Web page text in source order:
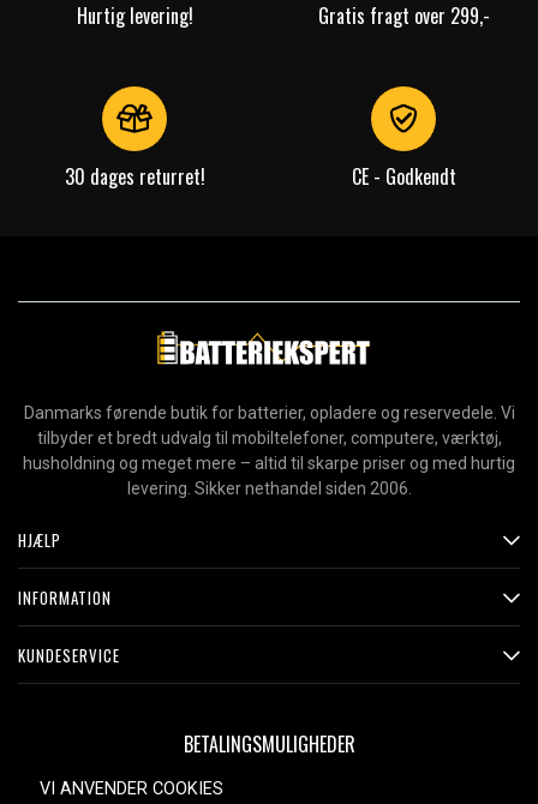
Hurtig levering! Gratis fragt over 299,-
30 dages returret! CE - Godkendt
Danmarks førende butik for batterier, opladere og reservedele. Vi
tilbyder et bredt udvalg til mobiltelefoner, computere, værktøj,
husholdning og meget mere – altid til skarpe priser og med hurtig
levering. Sikker nethandel siden 2006.
HJÆLP
INFORMATION
KUNDESERVICE
BETALINGSMULIGHEDER
VI ANVENDER COOKIES